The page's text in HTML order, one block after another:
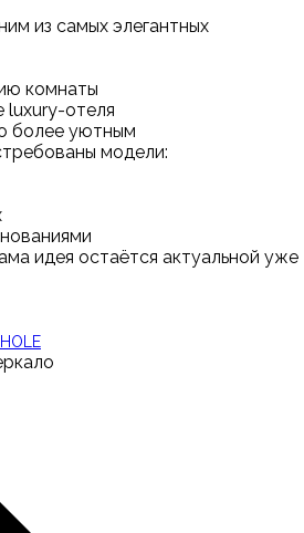
из самых элегантных
комнаты
luxury-отеля
более уютным
модели:
идея остаётся актуальной уже